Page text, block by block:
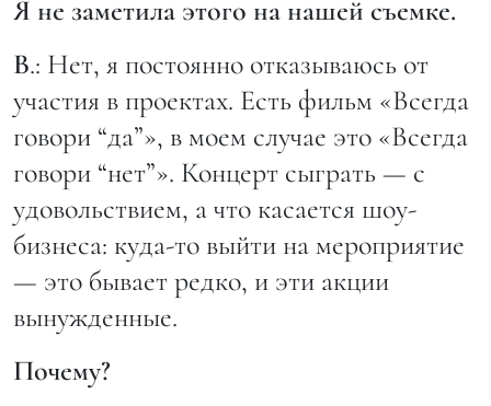
Я не заметила этого на нашей съемке.
В.: Нет, я постоянно отказываюсь от
участия в проектах. Есть фильм «Всегда
говори “да”», в моем случае это «Всегда
говори “нет”». Концерт сыграть — с
удовольствием, а что касается шоу-
бизнеса: куда-то выйти на мероприятие
— это бывает редко, и эти акции
вынужденные.
Почему?